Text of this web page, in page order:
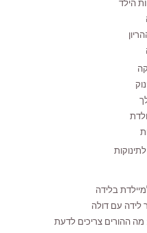
הילד
בלידה
לידה עם דולה
ההורים צריכים לדעת